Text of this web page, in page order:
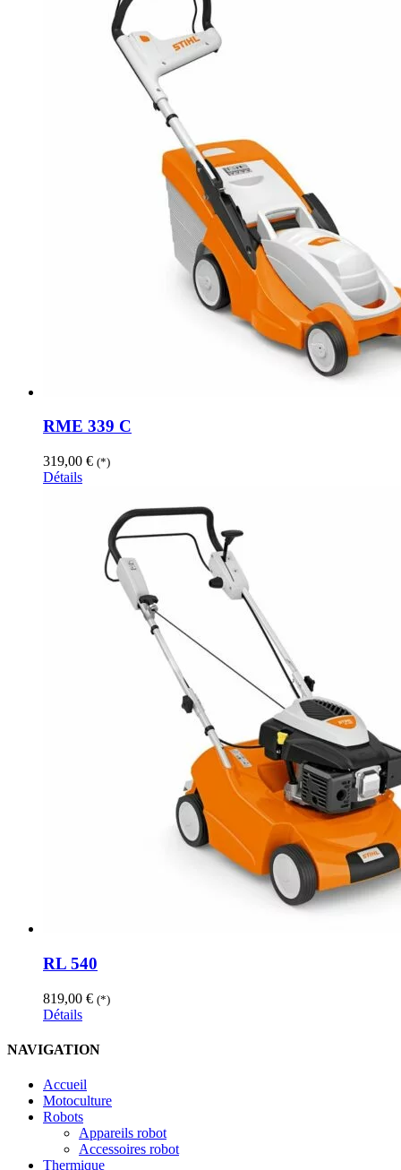
RME 339 C
319,00 € (*)
Détails
RL 540
819,00 € (*)
Détails
NAVIGATION
Accueil
Motoculture
Robots
Appareils robot
Accessoires robot
Thermique